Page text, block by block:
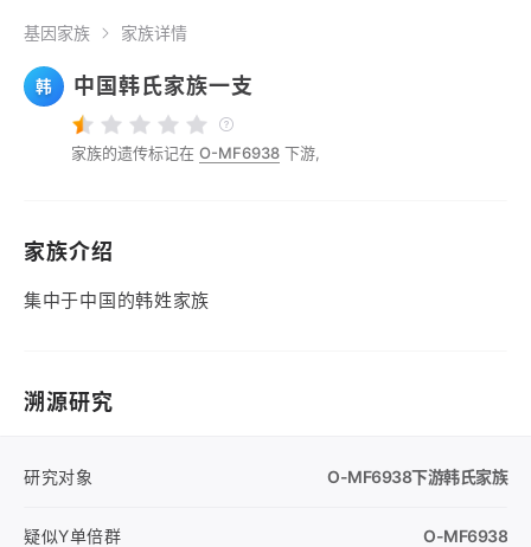
基因家族 家族详情
韩 中国韩氏家族一支
家族的遗传标记在 O-MF6938 下游,
家族介绍
集中于中国的韩姓家族
溯源研究
研究对象 O-MF6938下游韩氏家族
疑似Y单倍群 O-MF6938